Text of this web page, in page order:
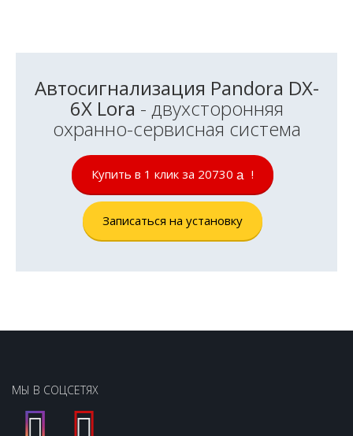
Автосигнализация Pandora DX-
6X Lora - двухсторонняя
охранно-сервисная система
Купить в 1 клик за 20730 руб.
!
Записаться на установку
МЫ В СОЦСЕТЯХ